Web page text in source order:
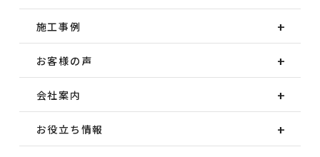
施工事例
お客様の声
会社案内
お役立ち情報